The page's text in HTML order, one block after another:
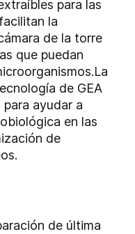
para las
la
de la torre
que puedan
La
de GEA
ayudar a
en las
de
de última